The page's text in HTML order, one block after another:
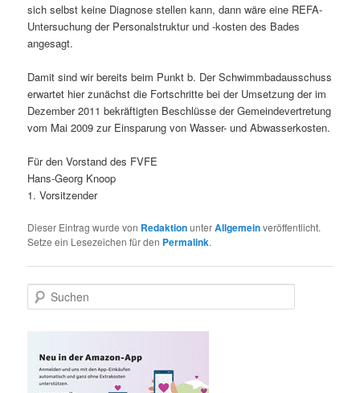
sich selbst keine Diagnose stellen kann, dann wäre eine REFA-
Untersuchung der Personalstruktur und -kosten des Bades
angesagt.
Damit sind wir bereits beim Punkt b. Der Schwimmbadausschuss
erwartet hier zunächst die Fortschritte bei der Umsetzung der im
Dezember 2011 bekräftigten Beschlüsse der Gemeindevertretung
vom Mai 2009 zur Einsparung von Wasser- und Abwasserkosten.
Für den Vorstand des FVFE
Hans-Georg Knoop
1. Vorsitzender
Dieser Eintrag wurde von RedaktionunterAllgemeinveröffentlicht.
Setze ein Lesezeichen für den Permalink.
u